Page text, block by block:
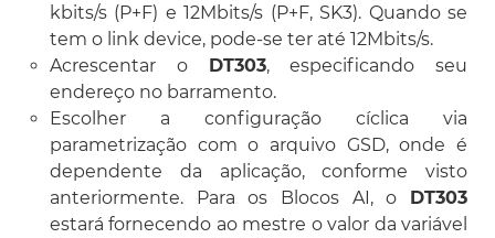
kbits/s (P+F) e 12Mbits/s (P+F, SK3). Quando se
tem o link device, pode-se ter até 12Mbits/s.
Acrescentar o DT303, especificando seu
endereço no barramento.
Escolher a configuração cíclica via
parametrização com o arquivo GSD, onde é
dependente da aplicação, conforme visto
anteriormente. Para os Blocos AI, o DT303
estará fornecendo ao mestre o valor da variável